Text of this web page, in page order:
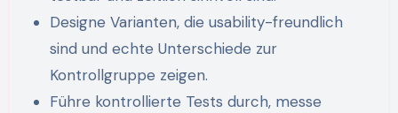
Designe Varianten, die usability-freundlich
sind und echte Unterschiede zur
Kontrollgruppe zeigen.
Führe kontrollierte Tests durch, messe